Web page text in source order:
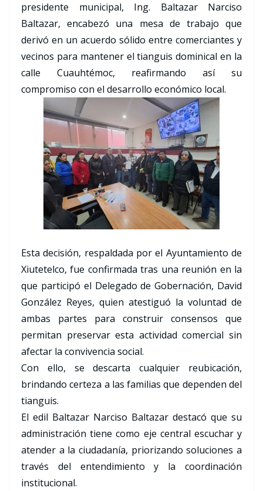
presidente municipal, Ing. Baltazar Narciso
Baltazar, encabezó una mesa de trabajo que
derivó en un acuerdo sólido entre comerciantes y
vecinos para mantener el tianguis dominical en la
calle Cuauhtémoc, reafirmando así su
compromiso con el desarrollo económico local.
Esta decisión, respaldada por el Ayuntamiento de
Xiutetelco, fue confirmada tras una reunión en la
que participó el Delegado de Gobernación, David
González Reyes, quien atestiguó la voluntad de
ambas partes para construir consensos que
permitan preservar esta actividad comercial sin
afectar la convivencia social.
Con ello, se descarta cualquier reubicación,
brindando certeza a las familias que dependen del
tianguis.
El edil Baltazar Narciso Baltazar destacó que su
administración tiene como eje central escuchar y
atender a la ciudadanía, priorizando soluciones a
través del entendimiento y la coordinación
institucional.